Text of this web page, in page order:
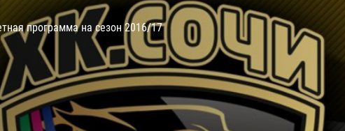
Нефтехимик
Трактор
Дивизион Чернышева
Авангард
Адмирал
КХЛ
программа на сезон 2016/17